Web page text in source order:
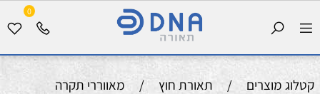
0
קטלוג מוצרים / תאורת חוץ / מאווררי תקרה